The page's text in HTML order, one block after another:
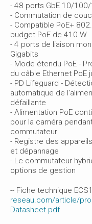
- 48 ports GbE 10/
- Commutation de
- Compatible PoE+
budget PoE de 410 W
- 4 ports de liaison
Gigabits
- Mode étendu PoE -
du câble Ethernet PoE
- PD Lifeguard -
automatique de
défaillante
- Alimentation PoE
pour la caméra
commutateur
- Registre des
et dépannage
- Le commutateur
options de gestion
-- Fiche technique
reseau.com/article/
Datasheet.pdf